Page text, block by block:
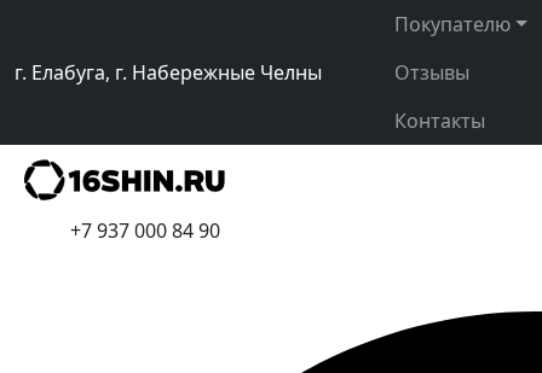
г. Елабуга, г. Набережные Челны
Покупателю
Отзывы
Контакты
+7 937 000 84 90